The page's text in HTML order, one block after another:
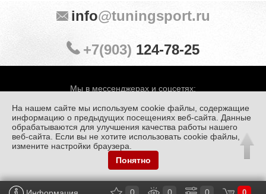
Мы в мессенджерах и соцсетях:
info@tuningsport.ru
+7(903) 124-78-25
© «Тюнинг Спорт» 1998 — 2026
Политика конфиденциальности
Обработка персональных данных
На нашем сайте мы используем cookie файлы, содержащие
информацию о предыдущих посещениях веб-сайта. Данные
обрабатываются для улучшения качества работы нашего
веб-сайта. Если вы не хотите использовать cookie файлы,
измените настройки браузера.
Понятно